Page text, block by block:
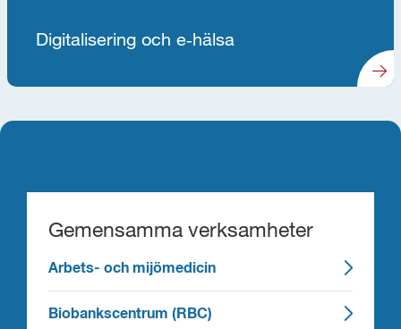
Digitalisering och e‑hälsa
Gemensamma verksamheter
Arbets- och mijömedicin
Biobankscentrum (RBC)